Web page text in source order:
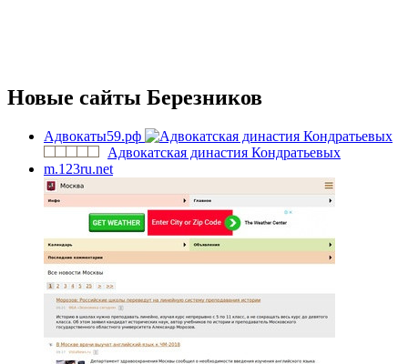
Новые сайты Березников
Адвокаты59.рф
Адвокатская династия Кондратьевых
m.123ru.net